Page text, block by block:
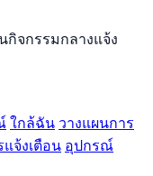
จกรรมกลางแจ้ง
ใกล้ฉัน วางแผนการ
แจ้งเตือน อุปกรณ์